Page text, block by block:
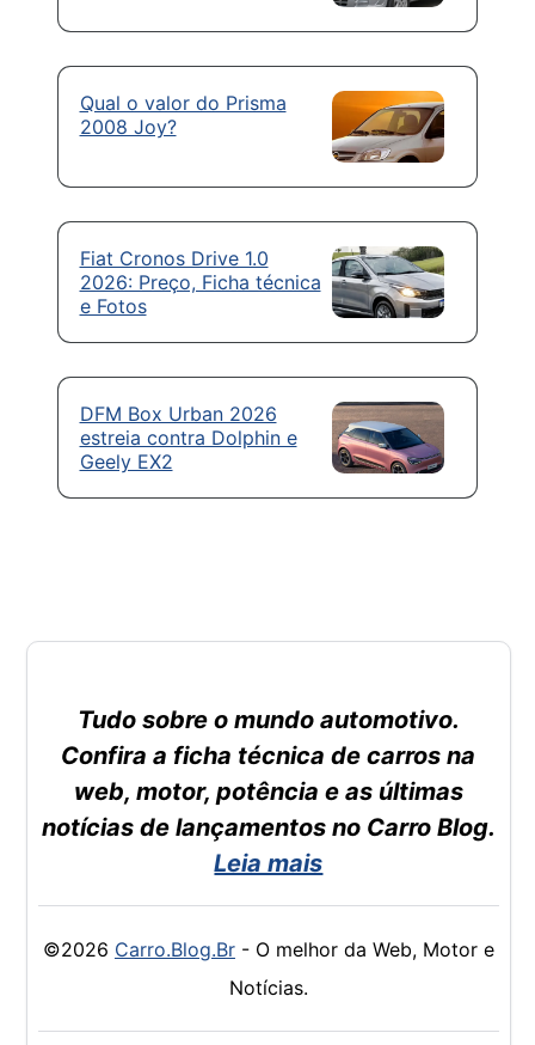
Qual o valor do Prisma
2008 Joy?
Fiat Cronos Drive 1.0
2026: Preço, Ficha técnica
e Fotos
DFM Box Urban 2026
estreia contra Dolphin e
Geely EX2
Tudo sobre o mundo automotivo.
Confira a ficha técnica de carros na
web, motor, potência e as últimas
notícias de lançamentos no Carro Blog.
Leia mais
©2026 Carro.Blog.Br- O melhor da Web, Motor e
Notícias.